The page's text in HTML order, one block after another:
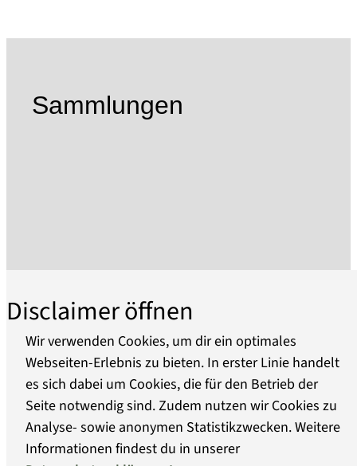
übergaben seine Erben 1939 der Stadt über,
ebenso übergab der Historische Verein die
zu Havelschifffahrt.
Im Frey-Haus wird in wechselnden
Sonderausstellungen die jüngere
Stadtgeschichte gezeigt, deren Ereignisse das
Leben der Brandenburger bis heute prägen
sowie eine ständige Ausstellung zur über
hundert Jahre alten Spielzeugtradition in
Brandenburg an der Havel, die Kinder wie
Sammlungen
Über uns
Barrierefreiheit
Disclaimer öffnen
Wir verwenden Cookies, um dir ein optimales
Webseiten-Erlebnis zu bieten. In erster Linie handelt
es sich dabei um Cookies, die für den Betrieb der
Seite notwendig sind. Zudem nutzen wir Cookies zu
Analyse- sowie anonymen Statistikzwecken. Weitere
Informationen findest du in unserer